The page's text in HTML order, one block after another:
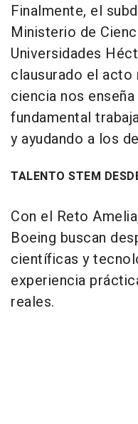
Finalmente, el
Ministerio de
Universidades
clausurado el
ciencia nos
fundamental
y ayudando a los
TALENTO STEM
Con el Reto
Boeing buscan
científicas y
experiencia
reales.